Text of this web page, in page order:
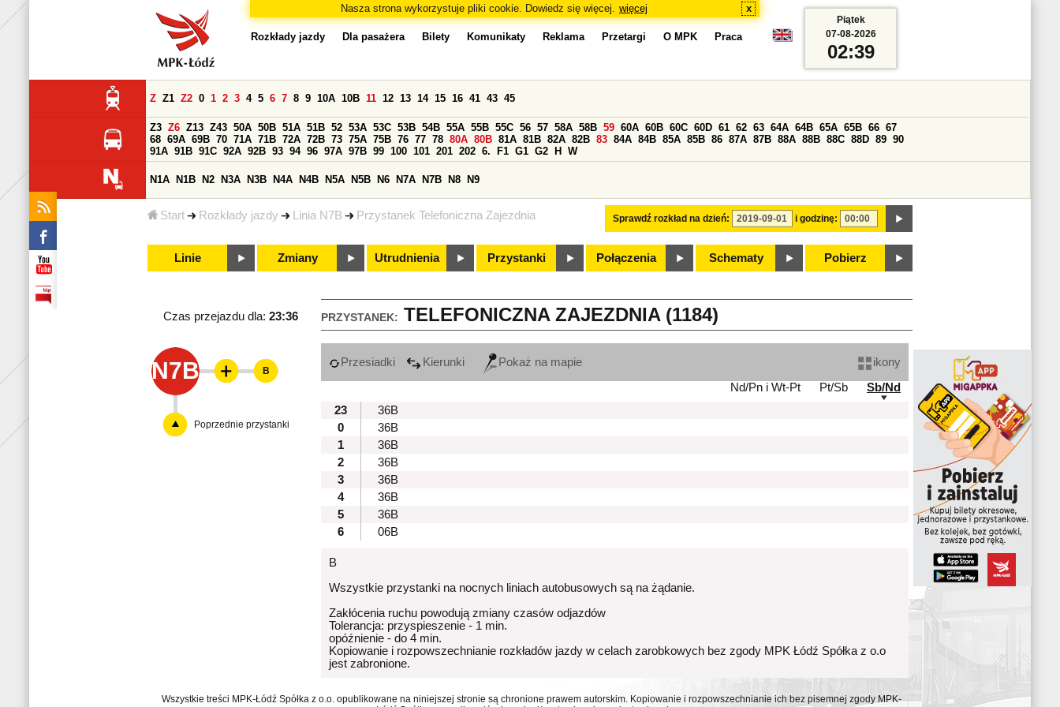
Nasza strona wykorzystuje pliki cookie. Dowiedz się więcej. więcej x
Start Rozkłady jazdy Linia N7B Przystanek Telefoniczna Zajezdnia
Rozkłady jazdy Dla pasażera Bilety Komunikaty Reklama Przetargi O MPK Praca
Sprawdź rozkład na dzień: i godzinę:
Z Z1 Z2 0 1 2 3 4 5 6 7 8 9 10A 10B 11 12 13 14 15 16 41 43 45
Z3 Z6 Z13 Z43 50A 50B 51A 51B 52 53A 53C 53B 54B 55A 55B 55C 56 57 58A 58B 59 60A 60B 60C 60D 61 62 63 64A 64B 65A 65B 66 67
68 69A 69B 70 71A 71B 72A 72B 73 75A 75B 76 77 78 80A 80B 81A 81B 82A 82B 83 84A 84B 85A 85B 86 87A 87B 88A 88B 88C 88D 89 90
91A 91B 91C 92A 92B 93 94 96 97A 97B 99 100 101 201 202 6. F1 G1 G2 H W
N1A N1B N2 N3A N3B N4A N4B N5A N5B N6 N7A N7B N8 N9
Linie Zmiany Utrudnienia Przystanki Połączenia Schematy Pobierz
Piątek
07-08-2026
02:39
PRZYSTANEK: TELEFONICZNA ZAJEZDNIA (1184)
Czas przejazdu dla: 23:36
N7B Przesiadki Kierunki Pokaż na mapie
ikony
Nd/Pn i Wt-Pt
Pt/Sb
Sb/Nd
23
36B
0
36B
1
36B
2
36B
3
36B
4
36B
5
36B
6
06B
B
Wszystkie przystanki na nocnych liniach autobusowych są na żądanie.
Zakłócenia ruchu powodują zmiany czasów odjazdów
Tolerancja: przyspieszenie - 1 min.
opóźnienie - do 4 min.
Kopiowanie i rozpowszechnianie rozkładów jazdy w celach zarobkowych bez zgody MPK Łódź Spółka z o.o
jest zabronione.
B
Poprzednie przystanki
Wszystkie treści MPK-Łódź Spółka z o.o. opublikowane na niniejszej stronie są chronione prawem autorskim. Kopiowanie i rozpowszechnianie ich bez pisemnej zgody MPK-